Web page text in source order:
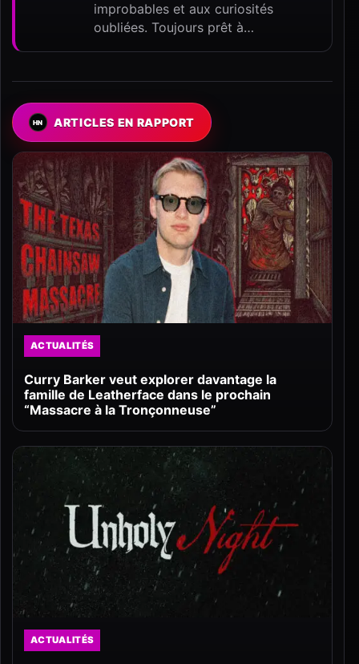
improbables et aux curiosités
oubliées. Toujours prêt à…
ARTICLES EN RAPPORT
ACTUALITÉS
Curry Barker veut explorer davantage la
famille de Leatherface dans le prochain
“Massacre à la Tronçonneuse”
ACTUALITÉS